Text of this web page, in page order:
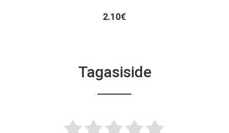
2.10€
Tagasiside